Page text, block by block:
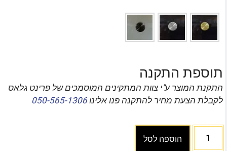
תוספת התקנה
התקנת המוצר ע"י צוות המתקינים המוסמכים של פרינט גלאס
לקבלת הצעת מחיר להתקנה פנו אלינו050-565-1306
הוספה לסל